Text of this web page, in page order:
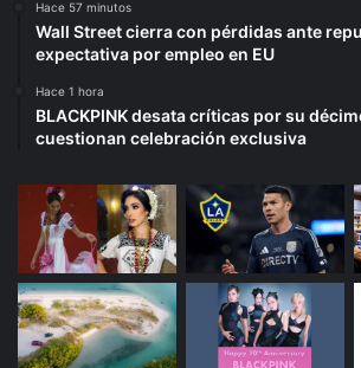
Hace 57 minutos
Wall Street cierra con pérdidas ante
expectativa por empleo en EU
Hace 1 hora
BLACKPINK desata críticas por su
cuestionan celebración exclusiva